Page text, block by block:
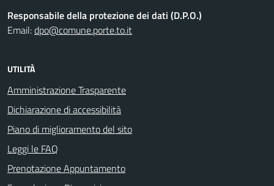
Responsabile della protezione dei dati (D.P.O.)
Email:dpo@comune.porte.to.it
UTILITÀ
Amministrazione Trasparente
Dichiarazione di accessibilità
Piano di miglioramento del sito
Leggi le FAQ
Prenotazione Appuntamento